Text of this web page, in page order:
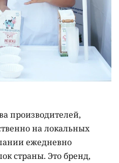
производителей,
на локальных
ежедневно
страны. Это бренд,